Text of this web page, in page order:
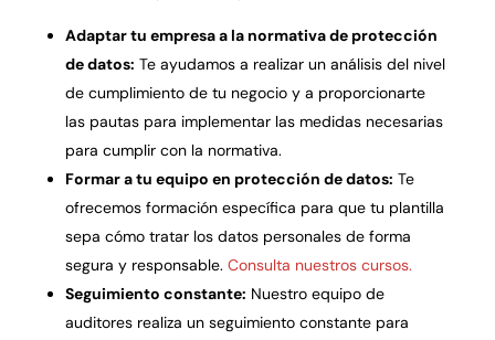
Adaptar tu empresa a la normativa de protección
de datos: Te ayudamos a realizar un análisis del nivel
de cumplimiento de tu negocio y a proporcionarte
las pautas para implementar las medidas necesarias
para cumplir con la normativa.
Formar a tu equipo en protección de datos: Te
ofrecemos formación específica para que tu plantilla
sepa cómo tratar los datos personales de forma
segura y responsable. Consulta nuestros cursos.
Seguimiento constante: Nuestro equipo de
auditores realiza un seguimiento constante para